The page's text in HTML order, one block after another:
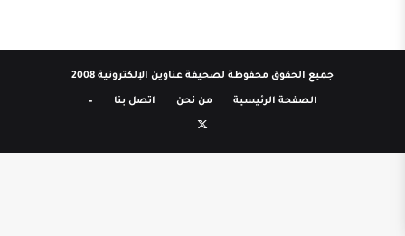
جميع الحقوق محفوظة لصحيفة عناوين الإلكترونية 2008
الصفحة الرئيسية من نحن اتصل بنا –